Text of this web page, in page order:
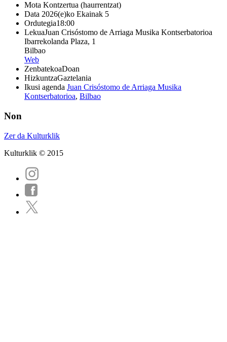
Mota Kontzertua (haurrentzat)
Data 2026(e)ko Ekainak 5
Ordutegia18:00
LekuaJuan Crisóstomo de Arriaga Musika Kontserbatorioa
Ibarrekolanda Plaza, 1
Bilbao
Web
ZenbatekoaDoan
HizkuntzaGaztelania
Ikusi agenda Juan Crisóstomo de Arriaga Musika
Kontserbatorioa, Bilbao
Non
Zer da Kulturklik
Kulturklik © 2015